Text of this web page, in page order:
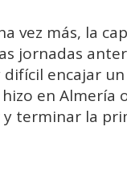
vez más, la
jornadas
encajar
en Almería
terminar la